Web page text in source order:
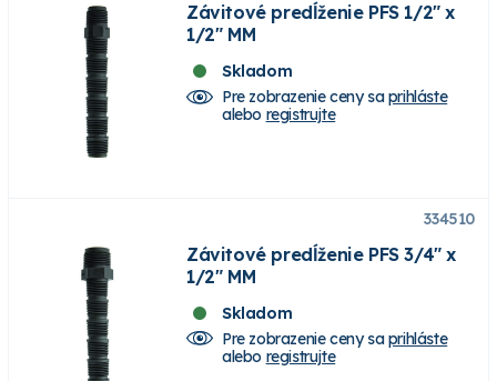
Závitové predĺženie PFS 1/2" x
1/2" MM
Skladom
Pre zobrazenie ceny saprihláste
alebo registrujte
334510
Závitové predĺženie PFS 3/4" x
1/2" MM
Skladom
Pre zobrazenie ceny saprihláste
alebo registrujte